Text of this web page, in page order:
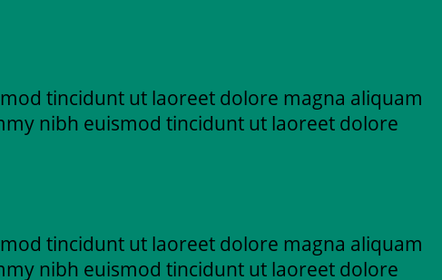
tincidunt ut laoreet dolore magna aliquam
nibh euismod tincidunt ut laoreet dolore
tincidunt ut laoreet dolore magna aliquam
nibh euismod tincidunt ut laoreet dolore